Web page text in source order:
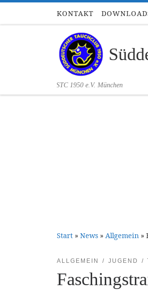
Zum Inhalt springen
KONTAKT
STC 1950 e.V. München
Start » News » Allgemein »
ALLGEMEIN JUGEND